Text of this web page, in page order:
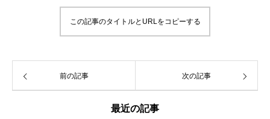
この記事のタイトルとURLをコピーする
前の記事 次の記事
最近の記事